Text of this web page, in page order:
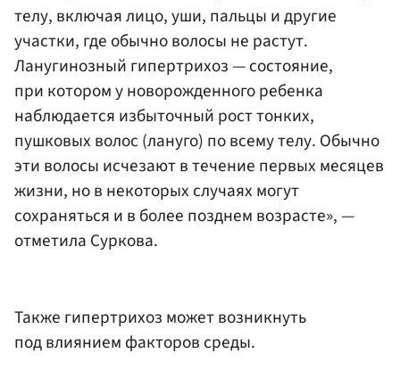
телу, включая лицо, уши, пальцы и другие
участки, где обычно волосы не растут.
Ланугинозный гипертрихоз — состояние,
при котором у новорожденного ребенка
наблюдается избыточный рост тонких,
пушковых волос (лануго) по всему телу. Обычно
эти волосы исчезают в течение первых месяцев
жизни, но в некоторых случаях могут
сохраняться и в более позднем возрасте», —
отметила Суркова.
Также гипертрихоз может возникнуть
под влиянием факторов среды.